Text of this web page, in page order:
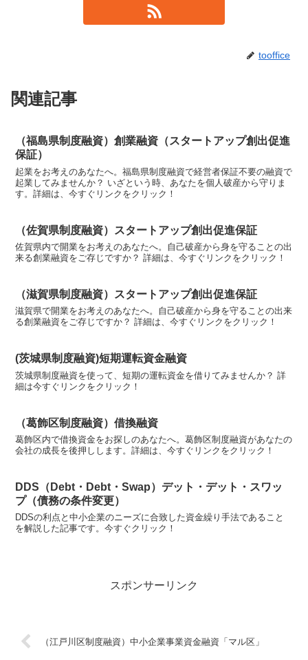
tooffice
関連記事
（福島県制度融資）創業融資（スタートアップ創出促進
保証）
起業をお考えのあなたへ。福島県制度融資で経営者保証不要の融資で
起業してみませんか？ いざという時、あなたを個人破産から守りま
す。詳細は、今すぐリンクをクリック！
（佐賀県制度融資）スタートアップ創出促進保証
佐賀県内で開業をお考えのあなたへ。自己破産から身を守ることの出
来る創業融資をご存じですか？ 詳細は、今すぐリンクをクリック！
（滋賀県制度融資）スタートアップ創出促進保証
滋賀県で開業をお考えのあなたへ。自己破産から身を守ることの出来
る創業融資をご存じですか？ 詳細は、今すぐリンクをクリック！
(茨城県制度融資)短期運転資金融資
茨城県制度融資を使って、短期の運転資金を借りてみませんか？ 詳
細は今すぐリンクをクリック！
（葛飾区制度融資）借換融資
葛飾区内で借換資金をお探しのあなたへ。葛飾区制度融資があなたの
会社の成長を後押しします。詳細は、今すぐリンクをクリック！
DDS（Debt・Debt・Swap）デット・デット・スワッ
プ（債務の条件変更）
DDSの利点と中小企業のニーズに合致した資金繰り手法であること
を解説した記事です。今すぐクリック！
スポンサーリンク
（江戸川区制度融資）中小企業事業資金融資「マル区」